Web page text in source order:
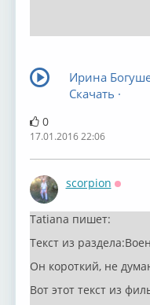
Ирина
Скачать ·
0
17.01.2016 22:06
scorpion
Tatiana пишет:
Текст из
Он короткий, не
Вот этот текст из